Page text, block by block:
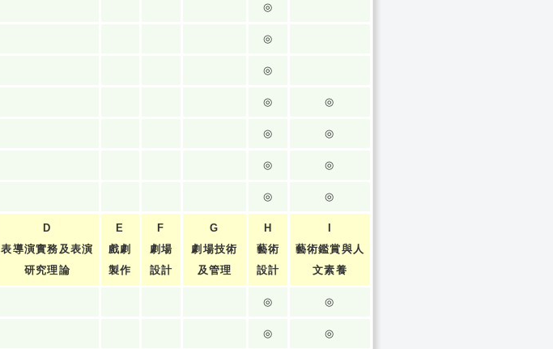
◎
◎
◎
◎ ◎
◎ ◎
◎ ◎
◎ ◎
D
表導演實務及表演
研究理論
E
戲劇
製作
F
劇場
設計
G
劇場技術
及管理
H
藝術
設計
藝術鑑賞與人
文素養
◎ ◎
◎ ◎